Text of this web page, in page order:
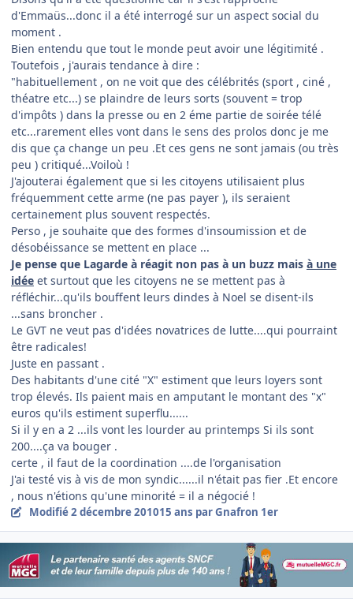
d'Emmaüs...donc il a été interrogé sur un aspect social du
moment .
Bien entendu que tout le monde peut avoir une légitimité .
Toutefois , j'aurais tendance à dire :
"habituellement , on ne voit que des célébrités (sport , ciné ,
théatre etc...) se plaindre de leurs sorts (souvent = trop
d'impôts ) dans la presse ou en 2 éme partie de soirée télé
etc...rarement elles vont dans le sens des prolos donc je me
dis que ça change un peu .Et ces gens ne sont jamais (ou très
peu ) critiqué...Voiloù !
J'ajouterai également que si les citoyens utilisaient plus
fréquemment cette arme (ne pas payer ), ils seraient
certainement plus souvent respectés.
Perso , je souhaite que des formes d'insoumission et de
désobéissance se mettent en place ...
Je pense que Lagarde à réagit non pas à un buzz mais à une
idée et surtout que les citoyens ne se mettent pas à
réfléchir...qu'ils bouffent leurs dindes à Noel se disent-ils
...sans broncher .
Le GVT ne veut pas d'idées novatrices de lutte....qui pourraint
être radicales!
Juste en passant .
Des habitants d'une cité "X" estiment que leurs loyers sont
trop élevés. Ils paient mais en amputant le montant des "x"
euros qu'ils estiment superflu......
Si il y en a 2 ...ils vont les lourder au printemps Si ils sont
200....ça va bouger .
certe , il faut de la coordination ....de l'organisation
J'ai testé vis à vis de mon syndic......il n'était pas fier .Et encore
, nous n'étions qu'une minorité = il a négocié !
Modifié2 décembre 201015 ans par Gnafron 1er